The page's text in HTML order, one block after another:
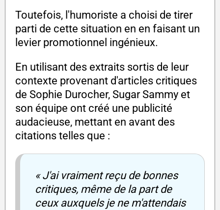
Toutefois, l'humoriste a choisi de tirer
parti de cette situation en en faisant un
levier promotionnel ingénieux.
En utilisant des extraits sortis de leur
contexte provenant d'articles critiques
de Sophie Durocher, Sugar Sammy et
son équipe ont créé une publicité
audacieuse, mettant en avant des
citations telles que :
« J'ai vraiment reçu de bonnes
critiques, même de la part de
ceux auxquels je ne m'attendais